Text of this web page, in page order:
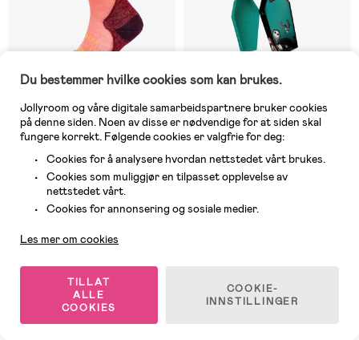
1 IGJEN
(0)
Devold ALPINE MERINO
Sokker KID, Betroot
239 kr
På nettlager
(0)
Nightmare Before Christmas
Sokker 3-pakning, Flerfarget
319 kr
1 /
Du bestemmer hvilke cookies som kan brukes.
Jollyroom og våre digitale samarbeidspartnere bruker cookies
på denne siden. Noen av disse er nødvendige for at siden skal
fungere korrekt. Følgende cookies er valgfrie for deg:
Cookies for å analysere hvordan nettstedet vårt brukes.
Cookies som muliggjør en tilpasset opplevelse av
nettstedet vårt.
Cookies for annonsering og sosiale medier.
Les mer om cookies
TILLAT
ALLE
COOKIES
COOKIE-
INNSTILLINGER